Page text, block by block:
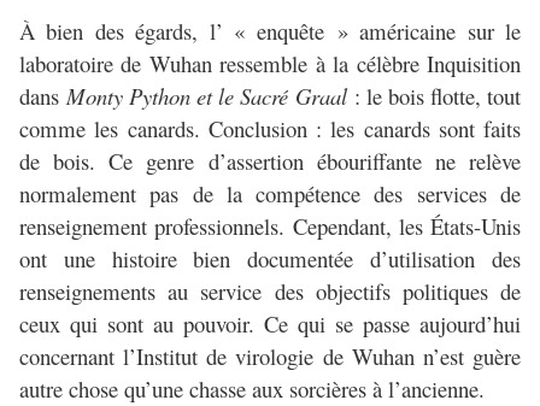
À bien des égards, l’ « enquête » américaine sur le
laboratoire de Wuhan ressemble à la célèbre Inquisition
dansMonty Python et le Sacré Graal: le bois flotte, tout
comme les canards. Conclusion : les canards sont faits
de bois. Ce genre d’assertion ébouriffante ne relève
normalement pas de la compétence des services de
renseignement professionnels. Cependant, les États-Unis
ont une histoire bien documentée d’utilisation des
renseignements au service des objectifs politiques de
ceux qui sont au pouvoir. Ce qui se passe aujourd’hui
concernant l’Institut de virologie de Wuhan n’est guère
autre chose qu’une chasse aux sorcières à l’ancienne.